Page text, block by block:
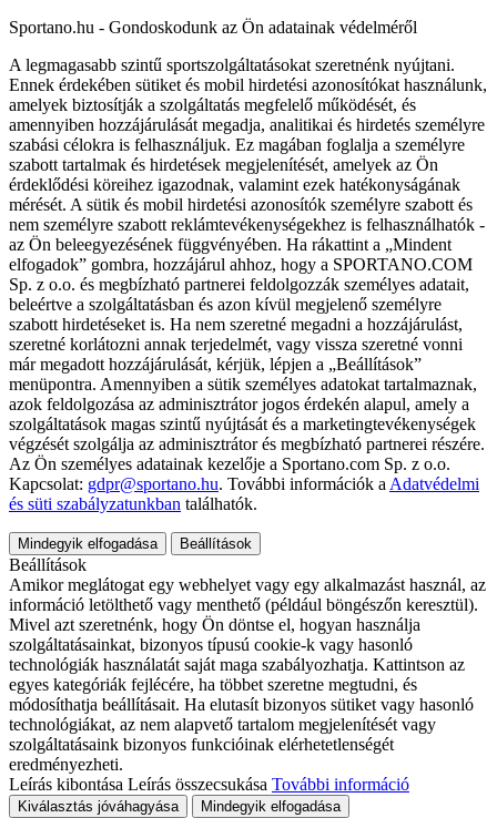
Sportano.hu - Gondoskodunk az Ön adatainak védelméről
A legmagasabb szintű sportszolgáltatásokat szeretnénk nyújtani.
Ennek érdekében sütiket és mobil hirdetési azonosítókat használunk,
amelyek biztosítják a szolgáltatás megfelelő működését, és
amennyiben hozzájárulását megadja, analitikai és hirdetés személyre
szabási célokra is felhasználjuk. Ez magában foglalja a személyre
szabott tartalmak és hirdetések megjelenítését, amelyek az Ön
érdeklődési köreihez igazodnak, valamint ezek hatékonyságának
mérését. A sütik és mobil hirdetési azonosítók személyre szabott és
nem személyre szabott reklámtevékenységekhez is felhasználhatók -
az Ön beleegyezésének függvényében. Ha rákattint a „Mindent
elfogadok” gombra, hozzájárul ahhoz, hogy a SPORTANO.COM
Sp. z o.o. és megbízható partnerei feldolgozzák személyes adatait,
beleértve a szolgáltatásban és azon kívül megjelenő személyre
szabott hirdetéseket is. Ha nem szeretné megadni a hozzájárulást,
szeretné korlátozni annak terjedelmét, vagy vissza szeretné vonni
már megadott hozzájárulását, kérjük, lépjen a „Beállítások”
menüpontra. Amennyiben a sütik személyes adatokat tartalmaznak,
azok feldolgozása az adminisztrátor jogos érdekén alapul, amely a
szolgáltatások magas szintű nyújtását és a marketingtevékenységek
végzését szolgálja az adminisztrátor és megbízható partnerei részére.
Az Ön személyes adatainak kezelője a Sportano.com Sp. z o.o.
Kapcsolat: gdpr@sportano.hu. További információk a Adatvédelmi
és süti szabályzatunkban találhatók.
Mindegyik elfogadása Beállítások
Beállítások
Amikor meglátogat egy webhelyet vagy egy alkalmazást használ, az
információ letölthető vagy menthető (például böngészőn keresztül).
Mivel azt szeretnénk, hogy Ön döntse el, hogyan használja
szolgáltatásainkat, bizonyos típusú cookie-k vagy hasonló
technológiák használatát saját maga szabályozhatja. Kattintson az
egyes kategóriák fejlécére, ha többet szeretne megtudni, és
módosíthatja beállításait. Ha elutasít bizonyos sütiket vagy hasonló
technológiákat, az nem alapvető tartalom megjelenítését vagy
szolgáltatásaink bizonyos funkcióinak elérhetetlenségét
eredményezheti.
Leírás kibontása Leírás összecsukása További információ
Kiválasztás jóváhagyása
Mindegyik elfogadása